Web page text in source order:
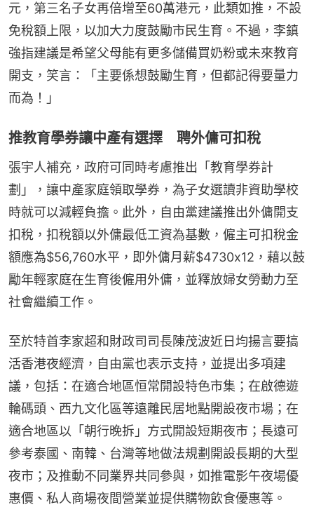
元，第三名子女再倍增至60萬港元，此類如推，不設
免稅額上限，以加大力度鼓勵市民生育。不過，李鎮
強指建議是希望父母能有更多儲備買奶粉或未來教育
開支，笑言：「主要係想鼓勵生育，但都記得要量力
而為！」
推教育學券讓中產有選擇 聘外傭可扣稅
張宇人補充，政府可同時考慮推出「教育學券計
劃」，讓中產家庭領取學券，為子女選讀非資助學校
時就可以減輕負擔。此外，自由黨建議推出外傭開支
扣稅，扣稅額以外傭最低工資為基數，僱主可扣稅金
額應為$56,760水平，即外傭月薪$4730x12，藉以鼓
勵年輕家庭在生育後僱用外傭，並釋放婦女勞動力至
社會繼續工作。
至於特首李家超和財政司司長陳茂波近日均揚言要搞
活香港夜經濟，自由黨也表示支持，並提出多項建
議，包括：在適合地區恒常開設特色市集；在啟德遊
輪碼頭、西九文化區等遠離民居地點開設夜市場；在
適合地區以「朝行晚拆」方式開設短期夜市；長遠可
參考泰國、南韓、台灣等地做法規劃開設長期的大型
夜市；及推動不同業界共同參與，如推電影午夜場優
惠價、私人商場夜間營業並提供購物飲食優惠等。